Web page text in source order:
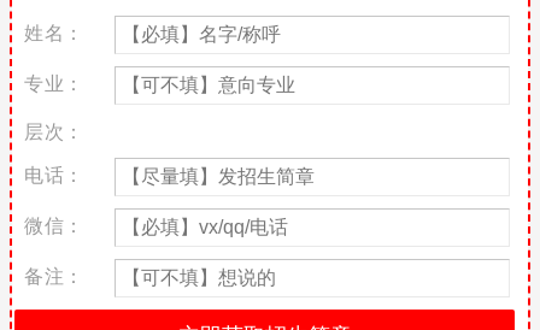
学生宿舍：学生公寓实行公寓化管理，有4人间、8人间、12人间等
不同规格，有洗手间、热水供应。配套有衣柜、写字台、书架、椅
子。每间宿舍配有宽带网接口。
食堂：食堂设施设备齐全，就餐环境舒适优雅。食堂饭菜口味目前
以广西口味为主，兼有粤菜、川菜、湘菜、鲁菜等各个菜系风格以
及各种风味小吃；饭菜质量好、价格低廉。
南宁职业技术学院师哥师姐说宿舍条件
1、现在的学生基本都是在罗文校区，大一的宿舍是比较好的，住
12人，宿舍都是没得选择的，800一年。电脑可以放在宿舍，够宽
的，有热水器啊，可以淋浴，热不热就难讲了。每个人有个储物柜
姓名：
专业：
层次：
电话：
微信：
备注：